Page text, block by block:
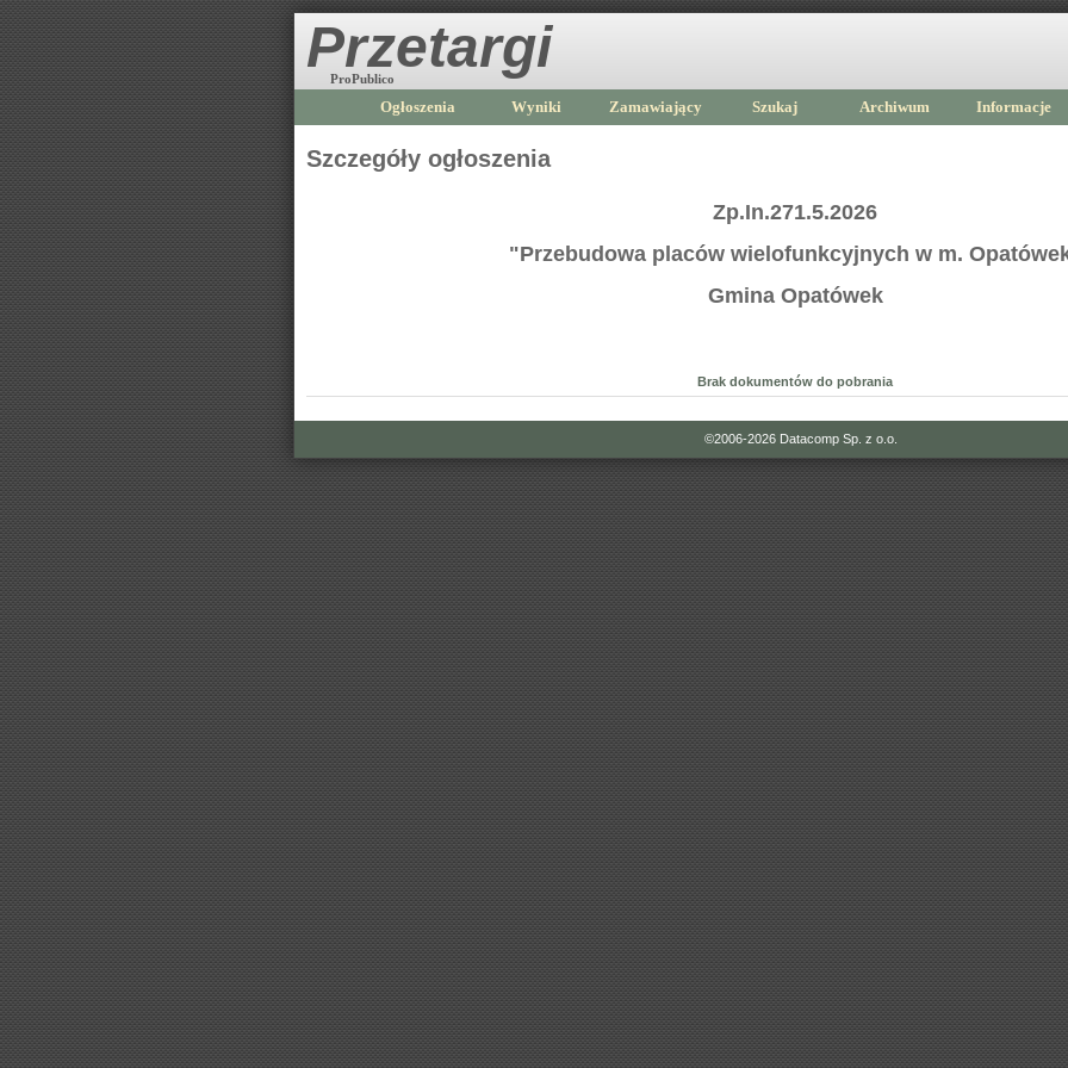
Przetargi
ProPublico
Ogłoszenia Wyniki Zamawiający Szukaj Archiwum Informacje
Szczegóły ogłoszenia
Zp.In.271.5.2026
"Przebudowa placów wielofunkcyjnych w m.
Gmina Opatówek
Brak dokumentów do pobrania
©2006-2026 Datacomp Sp. z o.o.